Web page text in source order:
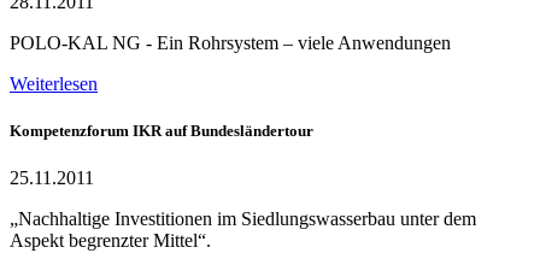
POLO-KAL NG - Ein Rohrsystem – viele Anwendungen
Weiterlesen
Kompetenzforum IKR auf Bundesländertour
25.11.2011
„Nachhaltige Investitionen im Siedlungswasserbau unter dem
Aspekt begrenzter Mittel“.